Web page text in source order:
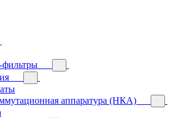
фильтры
аппаратура (НКА)